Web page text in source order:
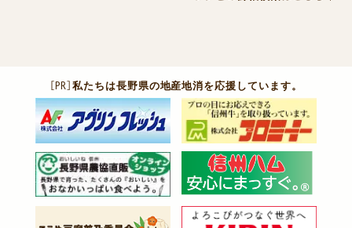
［PR］私たちは長野県の地産地消を応援しています。